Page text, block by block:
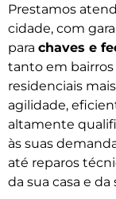
Prestamos
cidade, com
para chaves e
tanto em
residenciais
agilidade,
altamente
às suas
até reparos
da sua casa e da